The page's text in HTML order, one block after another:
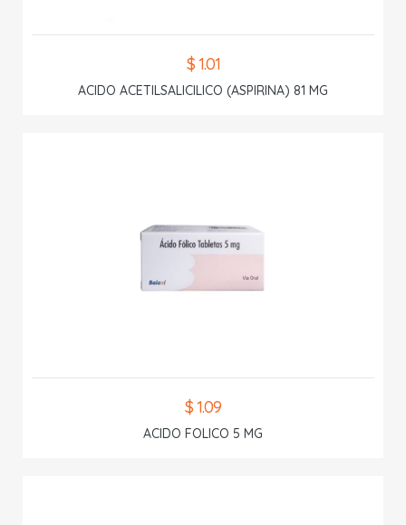
$ 1.01
ACIDO ACETILSALICILICO (ASPIRINA) 81 MG
$ 1.09
ACIDO FOLICO 5 MG